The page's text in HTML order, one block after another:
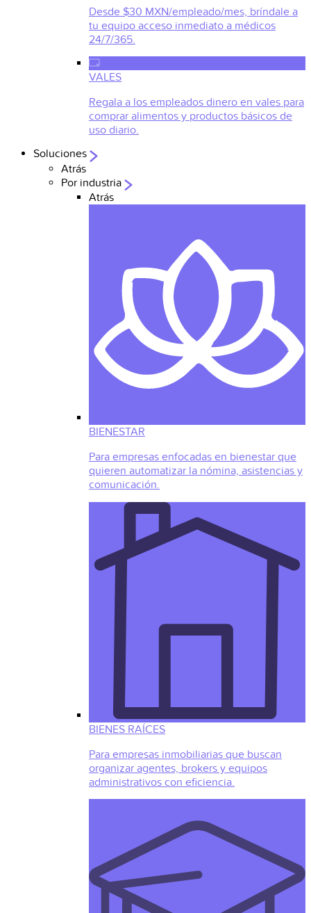
Desde $30 MXN/empleado/mes, bríndale a
tu equipo acceso inmediato a médicos
24/7/365.
VALES
Regala a los empleados dinero en vales para
comprar alimentos y productos básicos de
uso diario.
Soluciones
Atrás
Por industria
Atrás
BIENESTAR
Para empresas enfocadas en bienestar que
quieren automatizar la nómina, asistencias y
comunicación.
BIENES RAÍCES
Para empresas inmobiliarias que buscan
organizar agentes, brokers y equipos
administrativos con eficiencia.